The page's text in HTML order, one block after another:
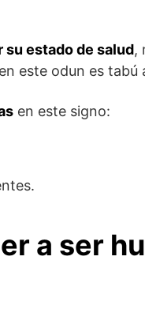
su estado de salud,
este odun es tabú
en este signo:
a ser